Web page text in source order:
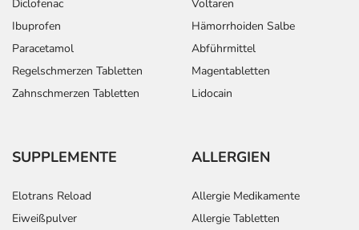
Diclofenac
Ibuprofen
Paracetamol
Regelschmerzen Tabletten
Zahnschmerzen Tabletten
Voltaren
Hämorrhoiden Salbe
Abführmittel
Magentabletten
Lidocain
SUPPLEMENTE
Elotrans Reload
Eiweißpulver
ALLERGIEN
Allergie Medikamente
Allergie Tabletten